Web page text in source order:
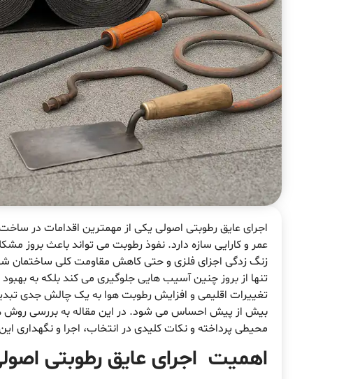
اجرای عایق رطوبتی اصولی یکی از مهمترین اقدامات در
عمر و کارایی سازه دارد. نفوذ رطوبت می تواند باعث بروز
زنگ زدگی اجزای فلزی و حتی کاهش مقاومت کلی ساختمان
تنها از بروز چنین آسیب هایی جلوگیری می کند بلکه به
تغییرات اقلیمی و افزایش رطوبت هوا به یک چالش جدی
بیش از پیش احساس می شود. در این مقاله به بررسی روش
محیطی پرداخته و نکات کلیدی در انتخاب، اجرا و نگهداری
اهمیت اجرای عایق رطوبتی